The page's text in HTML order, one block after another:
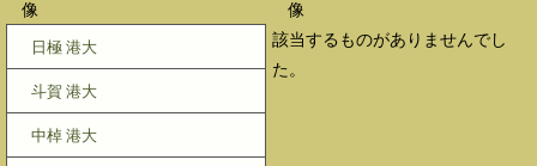
日極 港大
斗賀 港大
中棹 港大
該当するものがありませんでし
た。